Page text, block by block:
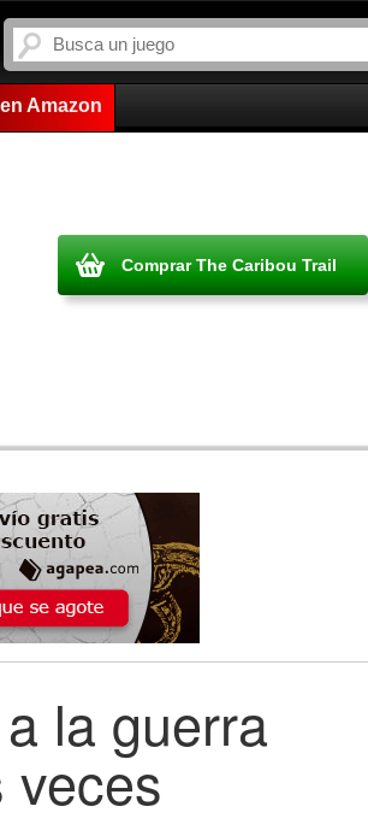
Amazon
Comprar The Caribou Trail
la guerra
veces